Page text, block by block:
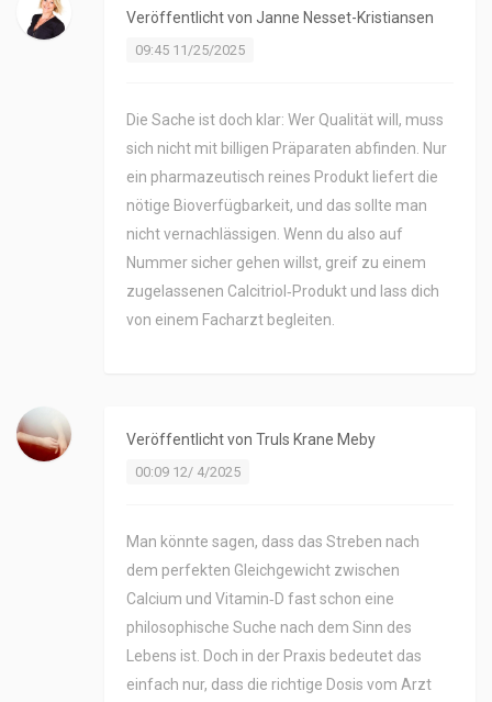
Veröffentlicht von Janne Nesset-Kristiansen
09:45 11/25/2025
Die Sache ist doch klar: Wer Qualität will, muss
sich nicht mit billigen Präparaten abfinden. Nur
ein pharmazeutisch reines Produkt liefert die
nötige Bioverfügbarkeit, und das sollte man
nicht vernachlässigen. Wenn du also auf
Nummer sicher gehen willst, greif zu einem
zugelassenen Calcitriol‑Produkt und lass dich
von einem Facharzt begleiten.
Veröffentlicht von Truls Krane Meby
00:09 12/ 4/2025
Man könnte sagen, dass das Streben nach
dem perfekten Gleichgewicht zwischen
Calcium und Vitamin‑D fast schon eine
philosophische Suche nach dem Sinn des
Lebens ist. Doch in der Praxis bedeutet das
einfach nur, dass die richtige Dosis vom Arzt